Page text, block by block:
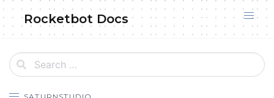
Skip
to
content
Rocketbot Docs